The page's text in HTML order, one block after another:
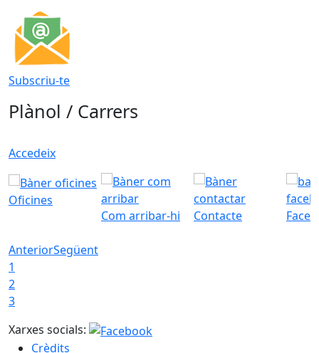
Subscriu-te
Plànol / Carrers
Accedeix
Oficines
Com arribar-hi
Contacte
AnteriorSegüent
1
2
3
Xarxes socials:
Crèdits